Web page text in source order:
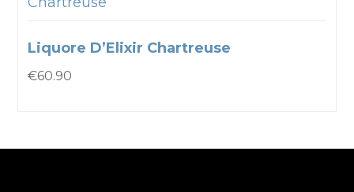
Liquore D’Elixir Chartreuse
€60.90